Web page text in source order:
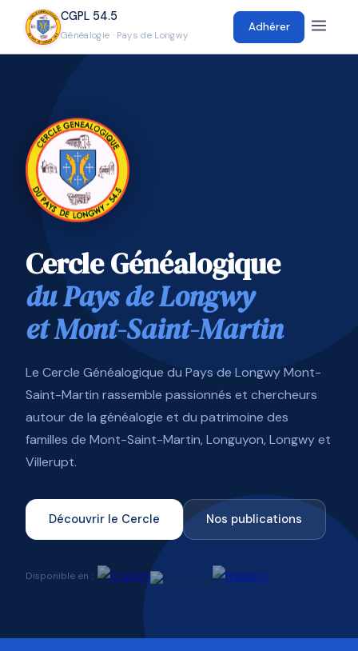
CGPL 54.5
Généalogie · Pays de Longwy
Adhérer
Cercle Généalogique
du Pays de Longwy
et Mont-Saint-Martin
Le Cercle Généalogique du Pays de Longwy Mont-
Saint-Martin rassemble passionnés et chercheurs
autour de la généalogie et du patrimoine des
familles de Mont-Saint-Martin, Longuyon, Longwy et
Villerupt.
Découvrir le Cercle Nos publications
Disponible en :